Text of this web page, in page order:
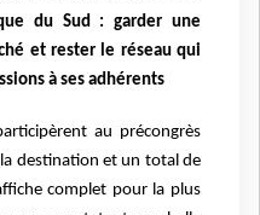
du Sud : garder une
et rester le réseau qui
à ses adhérents
au précongrès
destination et un total de
complet pour la plus